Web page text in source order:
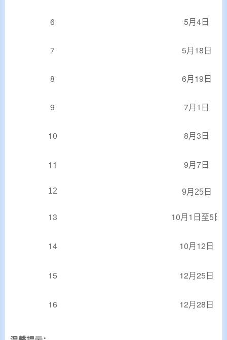
6 5月4日
7 5月18日
8 6月19日
9 7月1日
10 8月3日
11 9月7日
12 9月25日
13 10月1日至5日
14 10月12日
15 12月25日
16 12月28日